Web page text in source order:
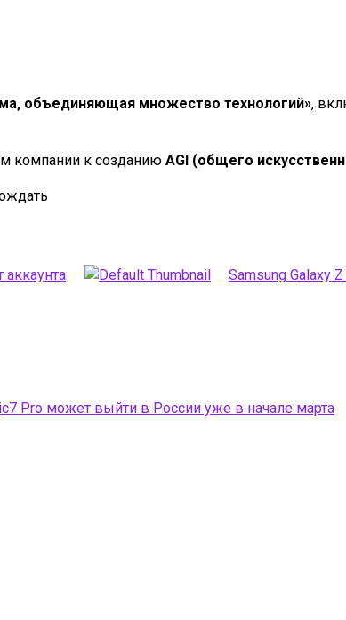
объединяющая множество технологий»,
компании к созданию AGI (общего
аккаунта Samsung Galaxy
Pro может выйти в России уже в начале марта